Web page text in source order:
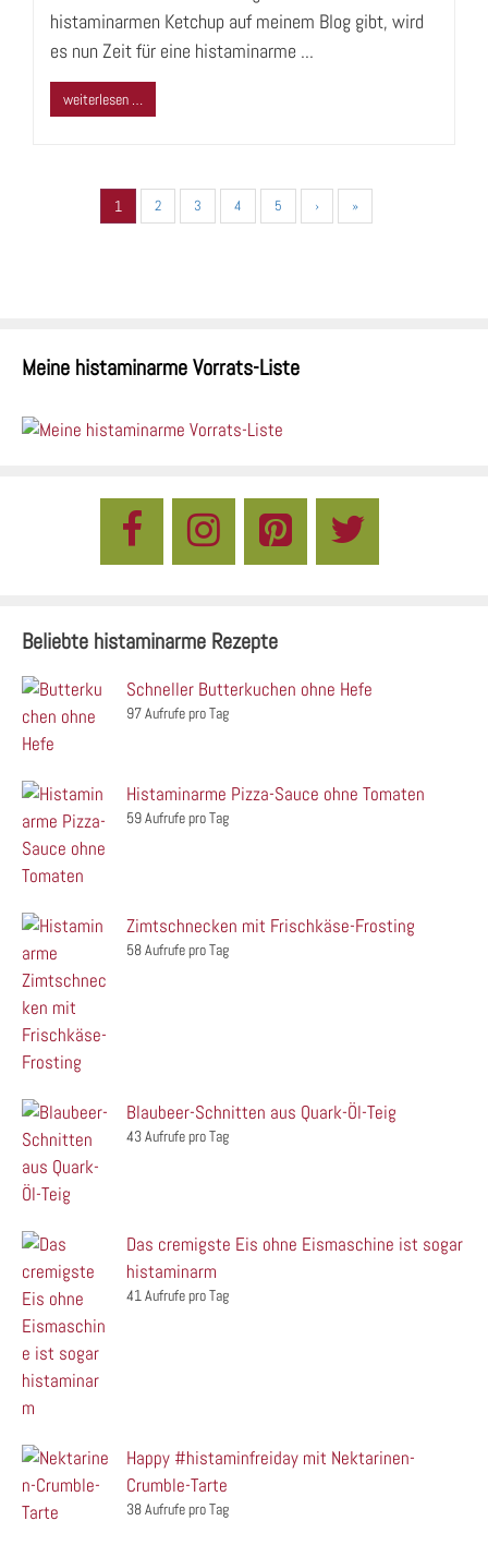
histaminarmen Ketchup auf meinem Blog gibt, wird
es nun Zeit für eine histaminarme ...
weiterlesen …
1 2 3 4 5 › »
Meine histaminarme Vorrats-Liste
Beliebte histaminarme Rezepte
Schneller Butterkuchen ohne Hefe
97 Aufrufe pro Tag
Histaminarme Pizza-Sauce ohne Tomaten
59 Aufrufe pro Tag
Zimtschnecken mit Frischkäse-Frosting
58 Aufrufe pro Tag
Blaubeer-Schnitten aus Quark-Öl-Teig
43 Aufrufe pro Tag
Das cremigste Eis ohne Eismaschine ist sogar
histaminarm
41 Aufrufe pro Tag
Happy #histaminfreiday mit Nektarinen-
Crumble-Tarte
38 Aufrufe pro Tag